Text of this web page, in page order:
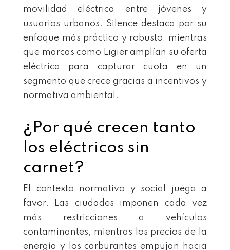
movilidad eléctrica entre jóvenes y
usuarios urbanos. Silence destaca por su
enfoque más práctico y robusto, mientras
que marcas como Ligier amplían su oferta
eléctrica para capturar cuota en un
segmento que crece gracias a incentivos y
normativa ambiental.
¿Por qué crecen tanto
los eléctricos sin
carnet?
El contexto normativo y social juega a
favor. Las ciudades imponen cada vez
más restricciones a vehículos
contaminantes, mientras los precios de la
energía y los carburantes empujan hacia